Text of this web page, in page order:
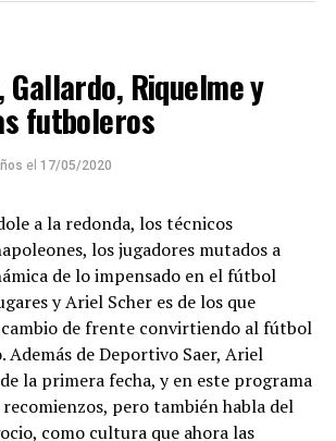
Gallardo, Riquelme y
futboleros
el 17/05/2020
a la redonda, los técnicos
los jugadores mutados a
de lo impensado en el fútbol
y Ariel Scher es de los que
de frente convirtiendo al fútbol
de Deportivo Saer, Ariel
la primera fecha, y en este programa
pero también habla del
como cultura que ahora las